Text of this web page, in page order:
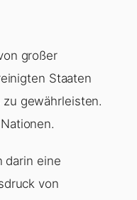
großer
Staaten
gewährleisten.
darin eine
von